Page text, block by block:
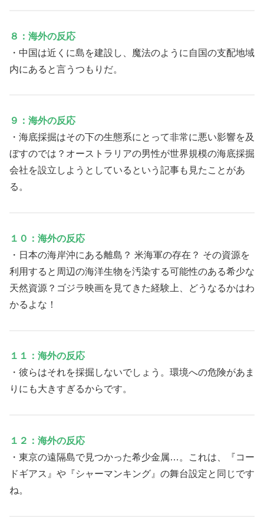
８：海外の反応
・中国は近くに島を建設し、魔法のように自国の支配地域
内にあると言うつもりだ。
９：海外の反応
・海底採掘はその下の生態系にとって非常に悪い影響を及
ぼすのでは？オーストラリアの男性が世界規模の海底採掘
会社を設立しようとしているという記事も見たことがあ
る。
１０：海外の反応
・日本の海岸沖にある離島？ 米海軍の存在？ その資源を
利用すると周辺の海洋生物を汚染する可能性のある希少な
天然資源？ゴジラ映画を見てきた経験上、どうなるかはわ
かるよな！
１１：海外の反応
・彼らはそれを採掘しないでしょう。環境への危険があま
りにも大きすぎるからです。
１２：海外の反応
・東京の遠隔島で見つかった希少金属…。これは、『コー
ドギアス』や『シャーマンキング』の舞台設定と同じです
ね。